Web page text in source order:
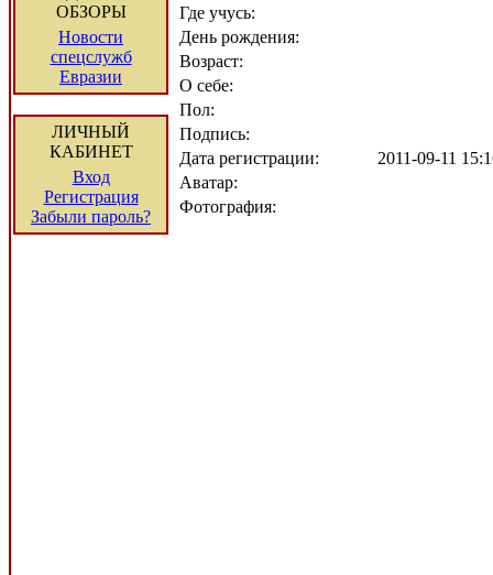
ОБЗОРЫ
Новости
спецслужб
Евразии
ЛИЧНЫЙ
КАБИНЕТ
Вход
Регистрация
Забыли пароль?
Где учусь:
День рождения:
Возраст:
О себе:
Пол:
Подпись:
Дата регистрации:
2011-09-11
Аватар:
Фотография: